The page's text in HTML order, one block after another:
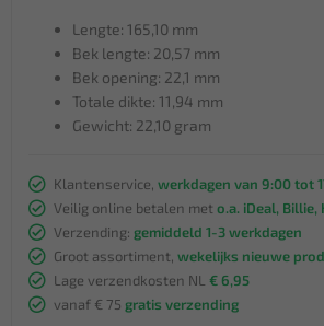
Lengte: 165,10 mm
Bek lengte: 20,57 mm
Bek opening: 22,1 mm
Totale dikte: 11,94 mm
Gewicht: 22,10 gram
Klantenservice, werkdagen van 9:00 tot
Veilig online betalen met o.a. iDeal, Billie,
Verzending: gemiddeld 1-3 werkdagen
Groot assortiment, wekelijks nieuwe
Lage verzendkosten NL € 6,95
vanaf € 75 gratis verzending